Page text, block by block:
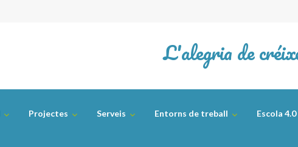
L'alegria de
Projectes Serveis Entorns de treball Escola 4.0